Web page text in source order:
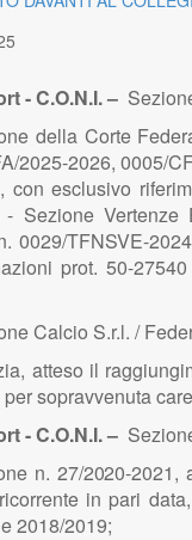
- C.O.N.I. –
della Corte
2025-2026, 0005/
con esclusivo
Sezione
0029/TFNSVE-
prot. 50-
Calcio S.r.l. /
atteso il
sopravvenuta
- C.O.N.I. –
ne n. 27/2020-2021,
icorrente in pari data,
2018/2019;